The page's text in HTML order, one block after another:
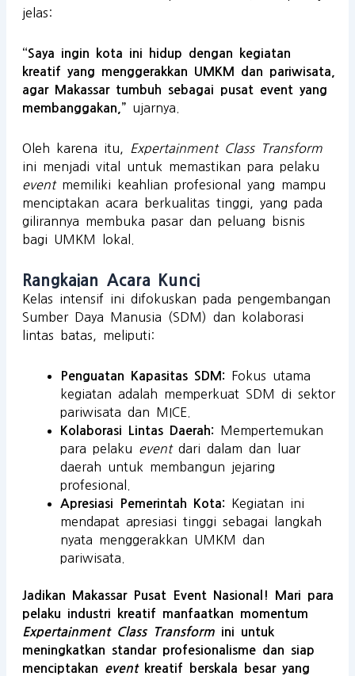
jelas:
“Saya ingin kota ini hidup dengan kegiatan
kreatif yang menggerakkan UMKM dan pariwisata,
agar Makassar tumbuh sebagai pusat event yang
membanggakan,”ujarnya.
Oleh karena itu,
Expertainment Class Transform
ini menjadi vital untuk memastikan para pelaku
eventmemiliki keahlian profesional yang mampu
menciptakan acara berkualitas tinggi, yang pada
gilirannya membuka pasar dan peluang bisnis
bagi UMKM lokal.
Rangkaian Acara Kunci
Kelas intensif ini difokuskan pada pengembangan
Sumber Daya Manusia (SDM) dan kolaborasi
lintas batas, meliputi:
Penguatan Kapasitas SDM: Fokus utama
kegiatan adalah memperkuat SDM di sektor
pariwisata dan MICE.
Kolaborasi Lintas Daerah: Mempertemukan
para pelaku eventdari dalam dan luar
daerah untuk membangun jejaring
profesional.
Apresiasi Pemerintah Kota: Kegiatan ini
mendapat apresiasi tinggi sebagai langkah
nyata menggerakkan UMKM dan
pariwisata.
Jadikan Makassar Pusat Event Nasional! Mari para
pelaku industri kreatif manfaatkan momentum
Expertainment Class Transformini untuk
meningkatkan standar profesionalisme dan siap
menciptakan eventkreatif berskala besar yang